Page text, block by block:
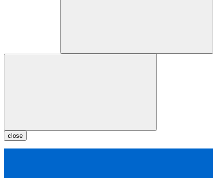
close